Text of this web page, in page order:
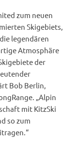
zum neuen
Skigebiets,
legendären
Atmosphäre
der
Bob Berlin,
„Alpin
mit KitzSki
so zum